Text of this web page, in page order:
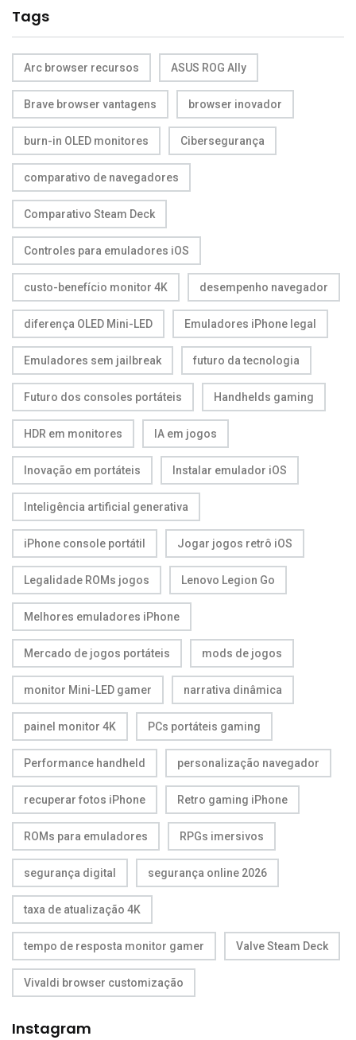
Tags
Arc browser recursos ASUS ROG Ally
Brave browser vantagens browser inovador
burn-in OLED monitores Cibersegurança
comparativo de navegadores
Comparativo Steam Deck
Controles para emuladores iOS
custo-benefício monitor 4K desempenho navegador
diferença OLED Mini-LED Emuladores iPhone legal
Emuladores sem jailbreak futuro da tecnologia
Futuro dos consoles portáteis Handhelds gaming
HDR em monitores IA em jogos
Inovação em portáteis Instalar emulador iOS
Inteligência artificial generativa
iPhone console portátil Jogar jogos retrô iOS
Legalidade ROMs jogos Lenovo Legion Go
Melhores emuladores iPhone
Mercado de jogos portáteis mods de jogos
monitor Mini-LED gamer narrativa dinâmica
painel monitor 4K PCs portáteis gaming
Performance handheld personalização navegador
recuperar fotos iPhone Retro gaming iPhone
ROMs para emuladores RPGs imersivos
segurança digital segurança online 2026
taxa de atualização 4K
tempo de resposta monitor gamer Valve Steam Deck
Vivaldi browser customização
Instagram